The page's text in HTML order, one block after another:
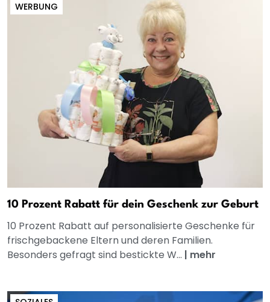
WERBUNG
10 Prozent Rabatt für dein Geschenk zur Geburt
10 Prozent Rabatt auf personalisierte Geschenke für
frischgebackene Eltern und deren Familien.
Besonders gefragt sind bestickte W... | mehr